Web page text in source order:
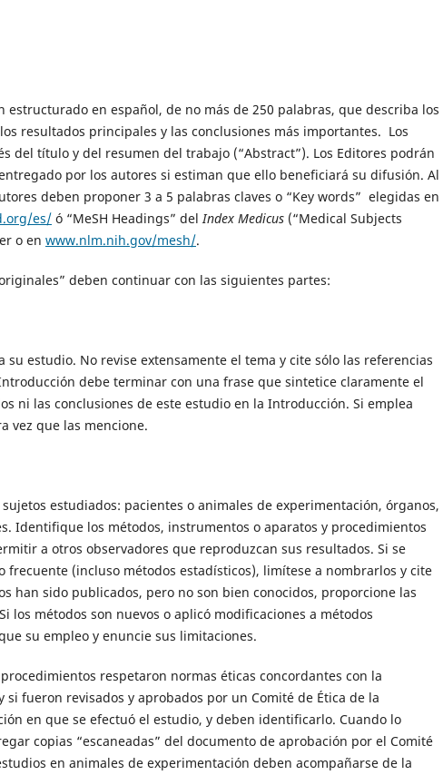
en español, de no más de 250 palabras, que describa los
resultados principales y las conclusiones más importantes. Los
del título y del resumen del trabajo (“Abstract”). Los Editores podrán
por los autores si estiman que ello beneficiará su difusión. Al
deben proponer 3 a 5 palabras claves o “Key words” elegidas en
es/ ó “MeSH Headings” delIndex Medicus (“Medical Subjects
o en www.nlm.nih.gov/mesh/.
deben continuar con las siguientes partes:
su estudio. No revise extensamente el tema y cite sólo las referencias
debe terminar con una frase que sintetice claramente el
ni las conclusiones de este estudio en la Introducción. Si emplea
vez que las mencione.
estudiados: pacientes o animales de experimentación, órganos,
Identifique los métodos, instrumentos o aparatos y procedimientos
a otros observadores que reproduzcan sus resultados. Si se
frecuente (incluso métodos estadísticos), limítese a nombrarlos y cite
han sido publicados, pero no son bien conocidos, proporcione las
los métodos son nuevos o aplicó modificaciones a métodos
su empleo y enuncie sus limitaciones.
respetaron normas éticas concordantes con la
si fueron revisados y aprobados por un Comité de Ética de la
en que se efectuó el estudio, y deben identificarlo. Cuando lo
copias “escaneadas” del documento de aprobación por el Comité
en animales de experimentación deben acompañarse de la